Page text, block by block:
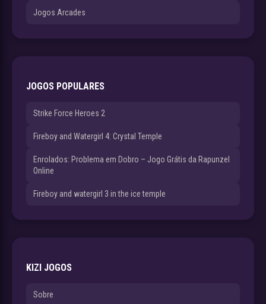
Jogos Arcades
JOGOS POPULARES
Strike Force Heroes 2
Fireboy and Watergirl 4: Crystal Temple
Enrolados: Problema em Dobro – Jogo Grátis da Rapunzel
Online
Fireboy and watergirl 3 in the ice temple
KIZI JOGOS
Sobre